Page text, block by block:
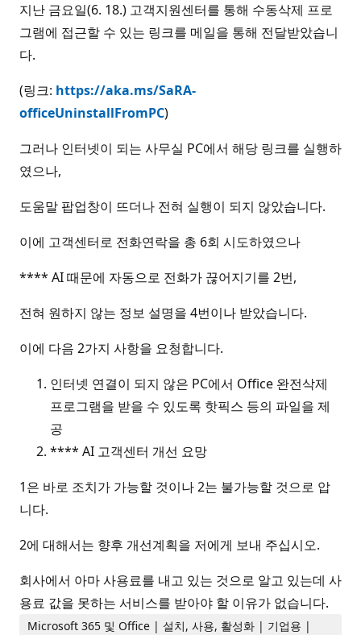
지난 금요일(6. 18.) 고객지원센터를 통해 수동삭제 프로
그램에 접근할 수 있는 링크를 메일을 통해 전달받았습니
다.
(링크: https://aka.ms/SaRA-
officeUninstallFromPC)
그러나 인터넷이 되는 사무실 PC에서 해당 링크를 실행하
였으나,
도움말 팝업창이 뜨더나 전혀 실행이 되지 않았습니다.
이에 고객센터로 전화연락을 총 6회 시도하였으나
**** AI 때문에 자동으로 전화가 끊어지기를 2번,
전혀 원하지 않는 정보 설명을 4번이나 받았습니다.
이에 다음 2가지 사항을 요청합니다.
인터넷 연결이 되지 않은 PC에서 Office 완전삭제
프로그램을 받을 수 있도록 핫픽스 등의 파일을 제
공
**** AI 고객센터 개선 요망
1은 바로 조치가 가능할 것이나 2는 불가능할 것으로 압
니다.
2에 대해서는 향후 개선계획을 저에게 보내 주십시오.
회사에서 아마 사용료를 내고 있는 것으로 알고 있는데 사
용료 값을 못하는 서비스를 받아야 할 이유가 없습니다.
Microsoft 365 및 Office | 설치, 사용, 활성화 | 기업용 |